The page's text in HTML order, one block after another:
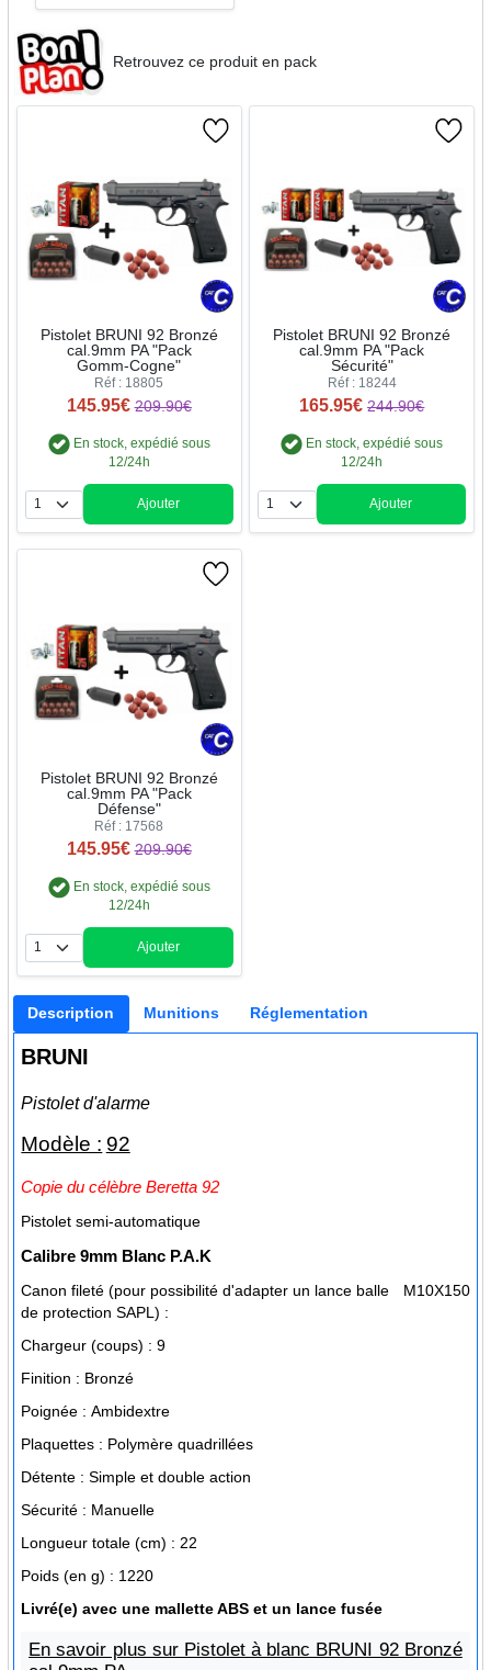
Retrouvez ce produit en pack
Pistolet BRUNI 92 Bronzé
cal.9mm PA "Pack
Gomm-Cogne"
Réf : 18805
145.95€ 209.90€
En stock, expédié sous
12/24h
Quantité
Ajouter
Pistolet BRUNI 92 Bronzé
cal.9mm PA "Pack
Sécurité"
Réf : 18244
165.95€ 244.90€
En stock, expédié sous
12/24h
Quantité
Ajouter
Pistolet BRUNI 92 Bronzé
cal.9mm PA "Pack
Défense"
Réf : 17568
145.95€ 209.90€
En stock, expédié sous
12/24h
Quantité
Ajouter
Description Munitions Réglementation
BRUNI
Pistolet d'alarme
Modèle : 92
Copie du célèbre Beretta 92
Pistolet semi-automatique
Calibre 9mm Blanc P.A.K
Canon fileté (pour possibilité d'adapter un lance balle
de protection SAPL) :
M10X150
Chargeur (coups) : 9
Finition : Bronzé
Poignée : Ambidextre
Plaquettes : Polymère quadrillées
Détente : Simple et double action
Sécurité : Manuelle
Longueur totale (cm) : 22
Poids (en g) : 1220
Livré(e) avec une mallette ABS et un lance fusée
En savoir plus sur Pistolet à blanc BRUNI 92 Bronzé